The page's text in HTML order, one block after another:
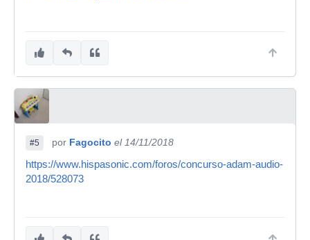
#5 por Fagocito el 14/11/2018
https://www.hispasonic.com/foros/concurso-adam-audio-
2018/528073